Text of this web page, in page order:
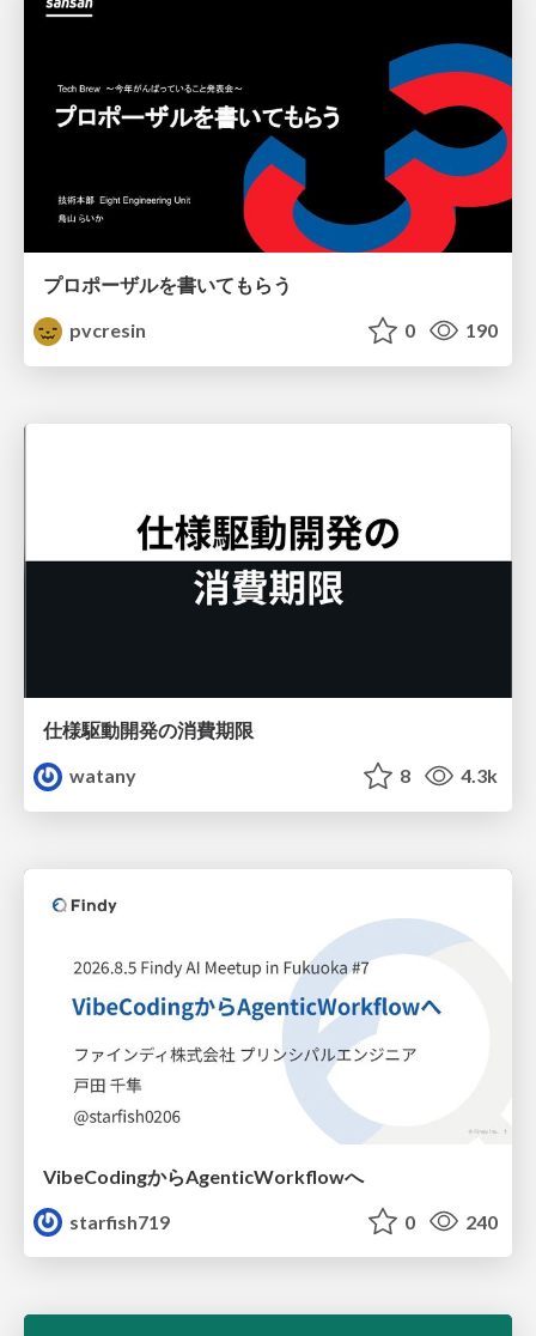
プロポーザルを書いてもらう
pvcresin
0 190
仕様駆動開発の消費期限
watany
8 4.3k
VibeCodingからAgenticWorkflowへ
starfish719
0 240